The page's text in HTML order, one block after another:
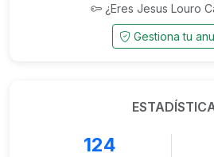
¿Eres Jesus Louro
Gestiona tu
124